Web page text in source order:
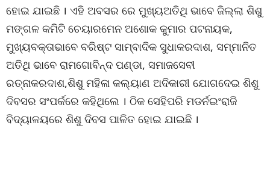
ହୋଇ ଯାଇଛି । ଏହି ଅବସର ରେ ମୁଖ୍ୟଅତିଥି ଭାବେ ଜିଲ୍ଲା ଶିଶୁ
ମଙ୍ଗଳ କମିଟି ଚେୟାରମେନ ଅଶୋକ କୁମାର ପଟନାୟକ,
ମୁଖ୍ୟବକ୍ତାଭାବେ ବରିଷ୍ଟ ସାମ୍ବାଦିକ ସୁଧାକରଦାଶ, ସମ୍ମାନିତ
ଅତିଥି ଭାବେ ରାମଗୋବିନ୍ଦ ପଣ୍ଡା, ସମାଜସେବୀ
ରତ୍ନାକରଦାଶ,ଶିଶୁ ମହିଳା କଲ୍ୟାଣ ଅଦିକାରୀ ଯୋଗଦେଇ ଶିଶୁ
ଦିବସର ସଂପର୍କରେ କହିଥିଲେ । ଠିକ ସେହିପରି ମଡର୍ନଇଂରାଜି
ବିଦ୍ୟାଳୟରେ ଶିଶୁ ଦିବସ ପାଳିତ ହୋଇ ଯାଇଛି ।